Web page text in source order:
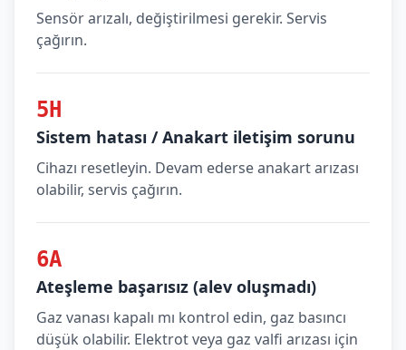
Sensör arızalı, değiştirilmesi gerekir. Servis
çağırın.
5H
Sistem hatası / Anakart iletişim sorunu
Cihazı resetleyin. Devam ederse anakart arızası
olabilir, servis çağırın.
6A
Ateşleme başarısız (alev oluşmadı)
Gaz vanası kapalı mı kontrol edin, gaz basıncı
düşük olabilir. Elektrot veya gaz valfi arızası için